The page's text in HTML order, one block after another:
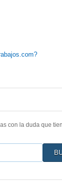
con la duda que